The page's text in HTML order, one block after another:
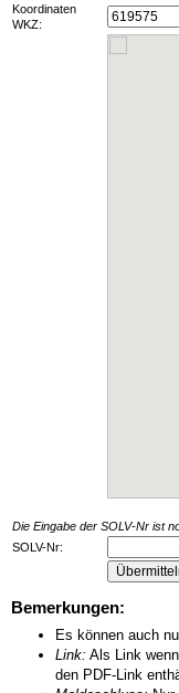
Koordinaten
WKZ:
Die Eingabe der SOLV-Nr ist
SOLV-Nr:
Bemerkungen:
Es können auch
Link: Als Link
den PDF-Link